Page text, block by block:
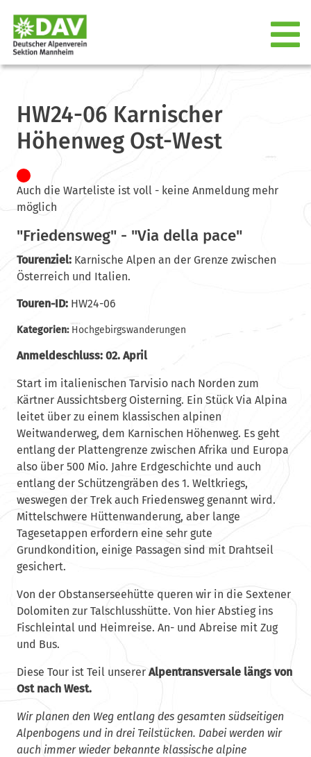
HW24-06 Karnischer
Höhenweg Ost-West
Auch die Warteliste ist voll - keine Anmeldung mehr
möglich
"Friedensweg" - "Via della pace"
Tourenziel:Karnische Alpen an der Grenze zwischen
Österreich und Italien.
Touren-ID:HW24-06
Kategorien: Hochgebirgswanderungen
Anmeldeschluss: 02. April
Start im italienischen Tarvisio nach Norden zum
Kärtner Aussichtsberg Oisterning. Ein Stück Via Alpina
leitet über zu einem klassischen alpinen
Weitwanderweg, dem Karnischen Höhenweg. Es geht
entlang der Plattengrenze zwischen Afrika und Europa
also über 500 Mio. Jahre Erdgeschichte und auch
entlang der Schützengräben des 1. Weltkriegs,
weswegen der Trek auch Friedensweg genannt wird.
Mittelschwere Hüttenwanderung, aber lange
Tagesetappen erfordern eine sehr gute
Grundkondition, einige Passagen sind mit Drahtseil
gesichert.
Von der Obstanserseehütte queren wir in die Sextener
Dolomiten zur Talschlusshütte. Von hier Abstieg ins
Fischleintal und Heimreise. An- und Abreise mit Zug
und Bus.
Diese Tour ist Teil unserer Alpentransversale längs von
Ost nach West.
Wir planen den Weg entlang des gesamten südseitigen
Alpenbogens und in drei Teilstücken. Dabei werden wir
auch immer wieder bekannte klassische alpine